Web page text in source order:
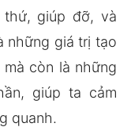
thứ, giúp đỡ, và
những giá trị tạo
còn là những
giúp ta cảm
quanh.